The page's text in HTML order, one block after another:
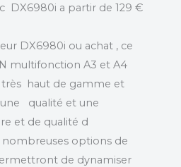
DX6980i a partir de 129 €
DX6980i ou achat , ce
multifonction A3 et A4
très haut de gamme et
qualité et une
et de qualité d
options de
de dynamiser